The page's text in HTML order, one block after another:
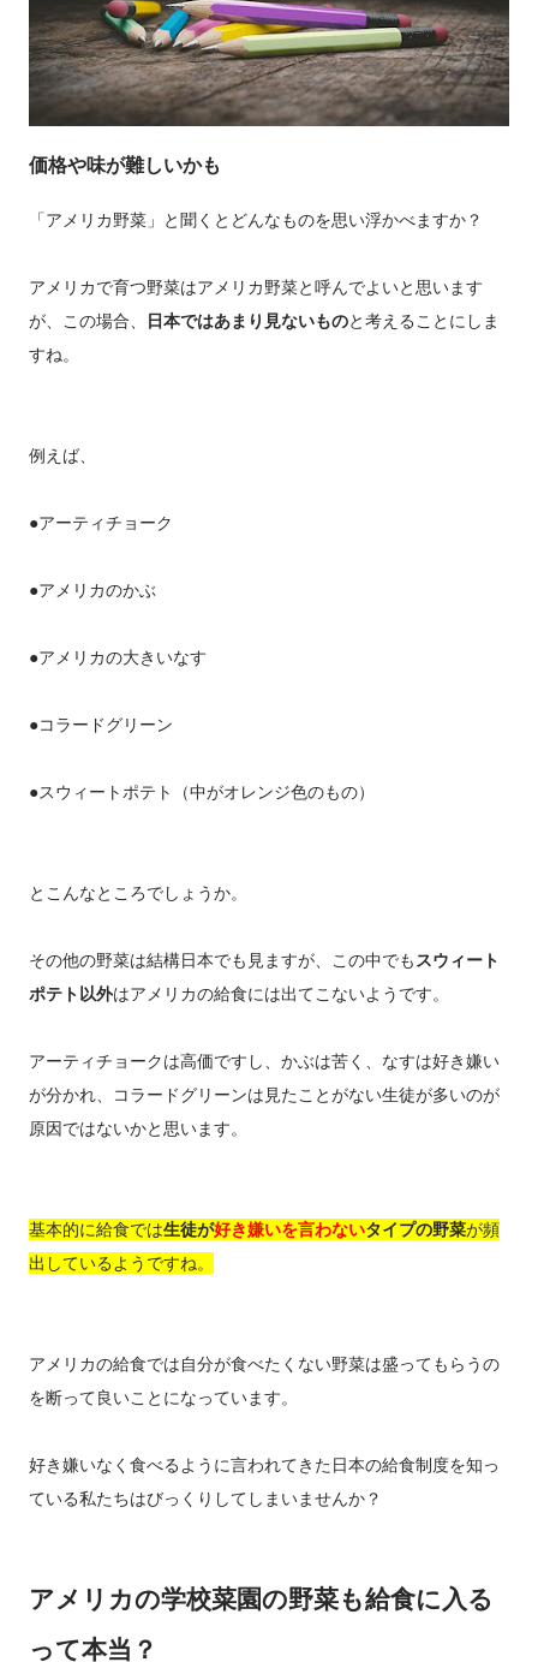
価格や味が難しいかも
「アメリカ野菜」と聞くとどんなものを思い浮かべますか？
アメリカで育つ野菜はアメリカ野菜と呼んでよいと思います
が、この場合、
日本ではあまり見ないものと考えることにしま
すね。
例えば、
●アーティチョーク
●アメリカのかぶ
●アメリカの大きいなす
●コラードグリーン
●スウィートポテト（中がオレンジ色のもの）
とこんなところでしょうか。
その他の野菜は結構日本でも見ますが、この中でもスウィート
ポテト以外はアメリカの給食には出てこないようです。
アーティチョークは高価ですし、かぶは苦く、なすは好き嫌い
が分かれ、コラードグリーンは見たことがない生徒が多いのが
原因ではないかと思います。
基本的に給食では生徒が好き嫌いを言わないタイプの野菜が頻
出しているようですね。
アメリカの給食では自分が食べたくない野菜は盛ってもらうの
を断って良いことになっています。
好き嫌いなく食べるように言われてきた日本の給食制度を知っ
ている私たちはびっくりしてしまいませんか？
アメリカの学校菜園の野菜も給食に入る
って本当？